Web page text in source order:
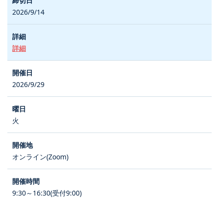
2026/9/14
詳細
2026/9/29
火
オンライン(Zoom)
9:30～16:30(受付9:00)